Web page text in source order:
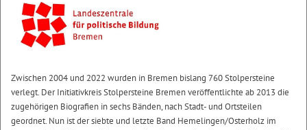
Zwischen 2004 und 2022 wurden in Bremen bislang 760 Stolpersteine
verlegt. Der Initiativkreis Stolpersteine Bremen veröffentlichte ab 2013 die
zugehörigen Biografien in sechs Bänden, nach Stadt- und Ortsteilen
geordnet. Nun ist der siebte und letzte Band Hemelingen/Osterholz im